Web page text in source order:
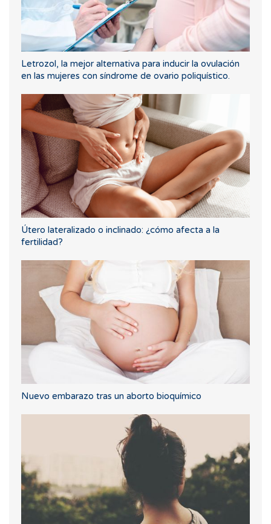
Letrozol, la mejor alternativa para inducir la ovulación
en las mujeres con síndrome de ovario poliquístico.
Útero lateralizado o inclinado: ¿cómo afecta a la
fertilidad?
Nuevo embarazo tras un aborto bioquímico